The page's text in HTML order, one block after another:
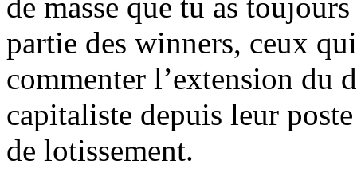
partie des winners, ceux
commenter l’extension du
capitaliste depuis leur
de lotissement.